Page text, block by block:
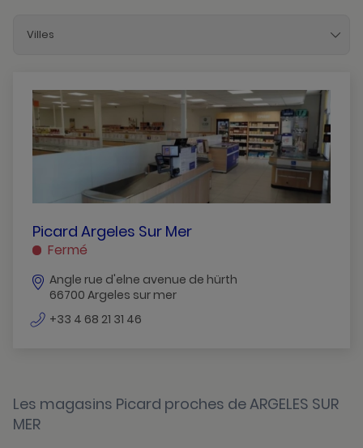
Villes
Cabestany
Canet-En-Roussillon
Le-Boulou
Perpignan
Prades
Thuir
PICARD
ARGELES
MER
ARGELES
SUR
Picard Argeles Sur Mer
Fermé
Angle rue d'elne avenue de hürth
66700 Argeles sur mer
+33 4 68 21 31 46
Les magasins Picard proches de ARGELES SUR
MER